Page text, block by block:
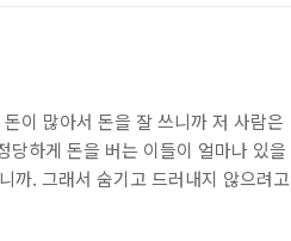
이 많아서 돈을 잘 쓰니까 저 사람은
당하게 돈을 버는 이들이 얼마나 있을
까. 그래서 숨기고 드러내지 않으려고